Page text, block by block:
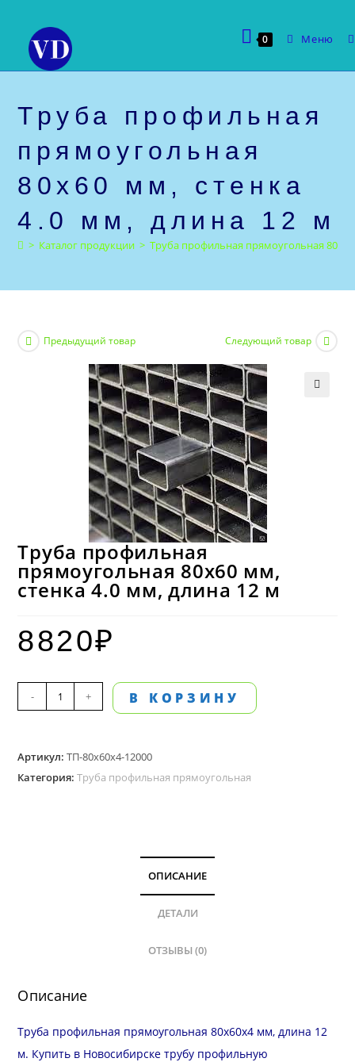
содержимому
0 Меню
Труба профильная
прямоугольная
80х60 мм, стенка
4.0 мм, длина 12 м
> Каталог продукции > Труба профильная прямоугольная
Предыдущий товар Следующий товар
Труба профильная
прямоугольная 80х60 мм,
стенка 4.0 мм, длина 12 м
8820₽
Количество
товара
профильная
прямоугольная
- + В КОРЗИНУ
Артикул:ТП-80х60х4-12000
Категория:Труба профильная прямоугольная
ОПИСАНИЕ
ДЕТАЛИ
ОТЗЫВЫ (0)
Описание
Труба профильная прямоугольная 80х60х4 мм, длина 12
м. Купить в Новосибирске трубу профильную